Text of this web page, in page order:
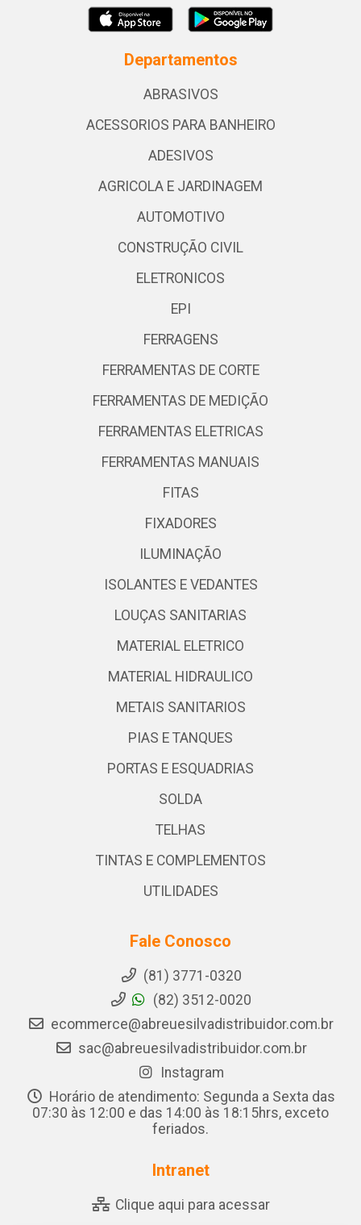
Departamentos
ABRASIVOS
ACESSORIOS PARA BANHEIRO
ADESIVOS
AGRICOLA E JARDINAGEM
AUTOMOTIVO
CONSTRUÇÃO CIVIL
ELETRONICOS
EPI
FERRAGENS
FERRAMENTAS DE CORTE
FERRAMENTAS DE MEDIÇÃO
FERRAMENTAS ELETRICAS
FERRAMENTAS MANUAIS
FITAS
FIXADORES
ILUMINAÇÃO
ISOLANTES E VEDANTES
LOUÇAS SANITARIAS
MATERIAL ELETRICO
MATERIAL HIDRAULICO
METAIS SANITARIOS
PIAS E TANQUES
PORTAS E ESQUADRIAS
SOLDA
TELHAS
TINTAS E COMPLEMENTOS
UTILIDADES
Fale Conosco
(81) 3771-0320
(82) 3512-0020
ecommerce@abreuesilvadistribuidor.com.br
sac@abreuesilvadistribuidor.com.br
Instagram
Horário de atendimento: Segunda a Sexta das
07:30 às 12:00 e das 14:00 às 18:15hrs, exceto
feriados.
Intranet
Clique aqui para acessar